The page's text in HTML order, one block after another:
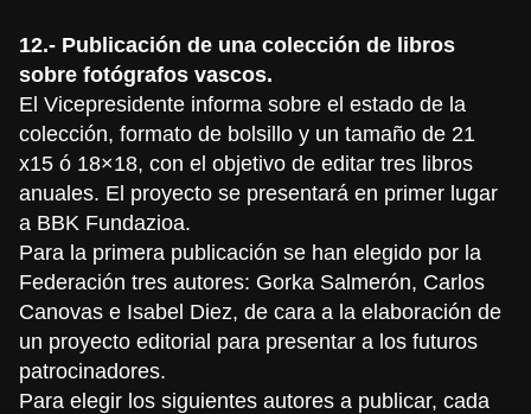
12.- Publicación de una colección de libros
sobre fotógrafos vascos.
El Vicepresidente informa sobre el estado de la
colección, formato de bolsillo y un tamaño de 21
x15 ó 18×18, con el objetivo de editar tres libros
anuales. El proyecto se presentará en primer lugar
a BBK Fundazioa.
Para la primera publicación se han elegido por la
Federación tres autores: Gorka Salmerón, Carlos
Canovas e Isabel Diez, de cara a la elaboración de
un proyecto editorial para presentar a los futuros
patrocinadores.
Para elegir los siguientes autores a publicar, cada